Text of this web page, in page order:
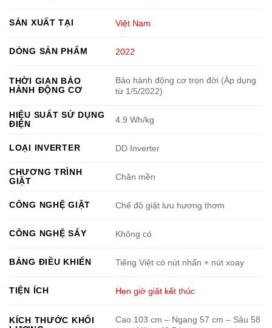
SẢN XUẤT TẠI Việt Nam
DÒNG SẢN PHẨM 2022
THỜI GIAN BẢO
HÀNH ĐỘNG CƠ
Bảo hành động cơ trọn đời (Áp dụng
từ 1/5/2022)
HIỆU SUẤT SỬ DỤNG
ĐIỆN
4.9 Wh/kg
LOẠI INVERTER DD Inverter
CHƯƠNG TRÌNH
GIẶT
Chăn mền
CÔNG NGHỆ GIẶT Chế độ giặt lưu hương thơm
CÔNG NGHỆ SẤY Không có
BẢNG ĐIỀU KHIỂN Tiếng Việt có nút nhấn + nút xoay
TIỆN ÍCH Hẹn giờ giặt kết thúc
KÍCH THƯỚC KHỐI
Cao 103 cm – Ngang 57 cm – Sâu 58